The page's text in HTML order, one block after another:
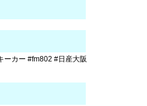
ーカー #fm802 #日産大阪